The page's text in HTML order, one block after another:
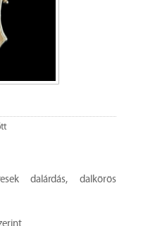
dalárdás, dalkörös